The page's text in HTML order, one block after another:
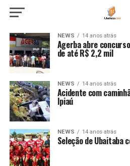
NEWS 14 anos atrás
Agerba abre
de até R$ 2,2 mil
NEWS 14 anos atrás
Acidente com
Ipiaú
NEWS 14 anos atrás
Seleção de Ubaitaba